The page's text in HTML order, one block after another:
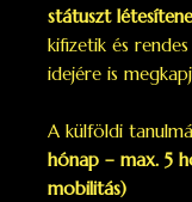
státuszt
kifizetik és
idejére is
A külföldi
hónap – max. 5
mobilitás)